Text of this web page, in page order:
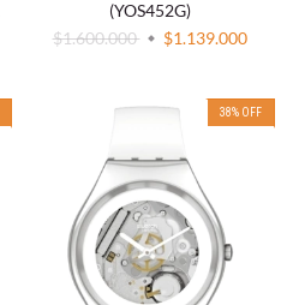
(YOS452G)
$1.600.000
$1.139.000
38% OFF